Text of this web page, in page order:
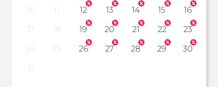
10
11 12 13 14 15
16
17
18 19 20 21 22
23
24
25 26 27 28 29
30
31